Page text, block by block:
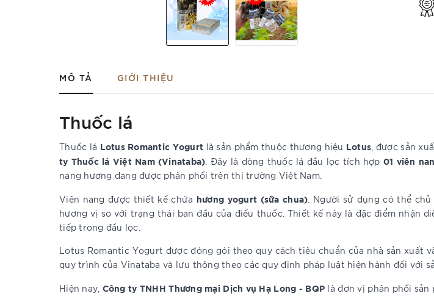
MÔ TẢ GIỚI THIỆU
Thuốc lá
Thuốc lá Lotus Romantic Yogurt là sản phẩm thuộc thương hiệu Lotus , được sản
ty Thuốc lá Việt Nam (Vinataba) . Đây là dòng thuốc lá đầu lọc tích hợp 01 viên
nang hương đang được phân phối trên thị trường Việt Nam.
Viên nang được thiết kế chứa hương yogurt (sữa chua) . Người sử dụng có thể
hương vị so với trạng thái ban đầu của điếu thuốc. Thiết kế này là đặc điểm nhận
tiếp trong đầu lọc.
Lotus Romantic Yogurt được đóng gói theo quy cách tiêu chuẩn của nhà sản xuất
quy trình của Vinataba và lưu thông theo các quy định pháp luật hiện hành đối với
Hiện nay, Công ty TNHH Thương mại Dịch vụ Hạ Long - BQP là đơn vị phân phối sản